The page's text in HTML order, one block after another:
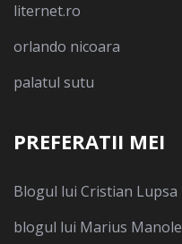
liternet.ro
orlando nicoara
palatul sutu
PREFERATII MEI
Blogul lui Cristian Lupsa
blogul lui Marius Manole